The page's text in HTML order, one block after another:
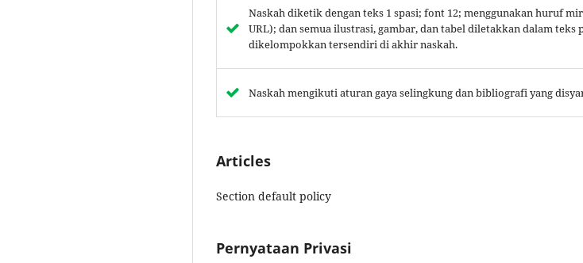
Naskah diketik dengan teks 1 spasi; font 12; menggunakan huruf
URL); dan semua ilustrasi, gambar, dan tabel diletakkan dalam teks
dikelompokkan tersendiri di akhir naskah.
Naskah mengikuti aturan gaya selingkung dan bibliografi yang
Articles
Section default policy
Pernyataan Privasi